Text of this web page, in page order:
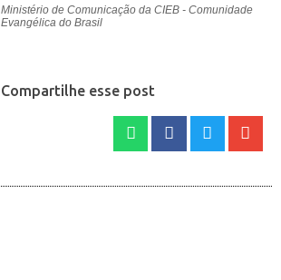
Ministério de Comunicação da CIEB - Comunidade
Evangélica do Brasil
Compartilhe esse post